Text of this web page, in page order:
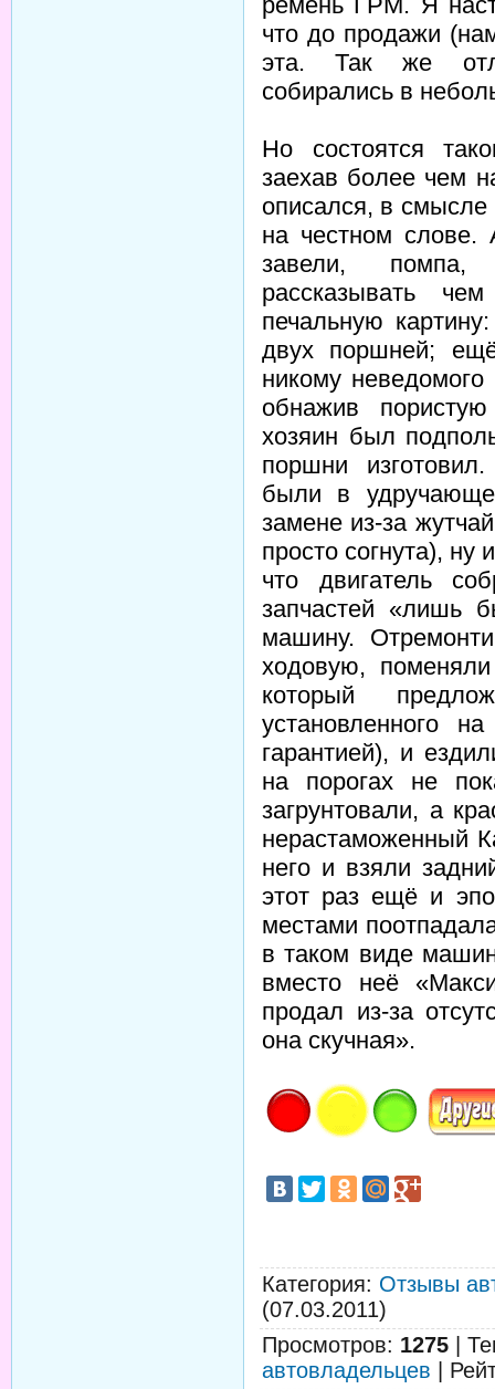
что до продажи
эта. Так же
собирались в
Но состоятся
заехав более чем
описался, в
на честном
завели, помпа,
рассказывать
печальную
двух поршней;
никому
обнажив
хозяин был
поршни
были в
замене из-за
просто согнута),
что двигатель
запчастей «лишь
машину.
ходовую,
который
установленного
гарантией), и
на порогах не
загрунтовали, а
нерастаможенный
него и взяли
этот раз ещё и
местами
в таком виде
вместо неё
продал из-за
она скучная».
Категория: Отзывы
(07.03.2011)
Просмотров: 1275
автовладельцев